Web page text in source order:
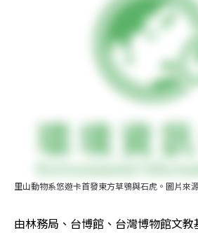
里山動物系悠遊卡首發東方草鴞與石虎。圖片來
由林務局、台博館、台灣博物館文